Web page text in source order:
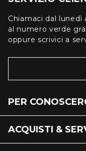
Chiamaci dal lunedì
al numero verde
oppure scrivici a
PER
ACQUISTI &